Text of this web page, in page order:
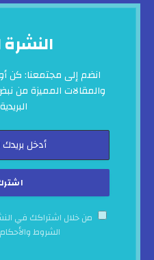
النشرة
انضم إلى مجتمعنا: كن
والمقالات المميزة من
من خلال اشتراكك في
الشروط والأحكام